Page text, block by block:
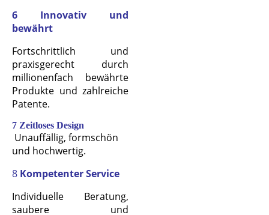
6 Innovativ und
bewährt
Fortschrittlich und
praxisgerecht durch
millionenfach bewährte
Produkte und zahlreiche
Patente.
7 Zeitloses Design
Unauffällig, formschön
und hochwertig.
8 Kompetenter Service
Individuelle Beratung,
saubere und